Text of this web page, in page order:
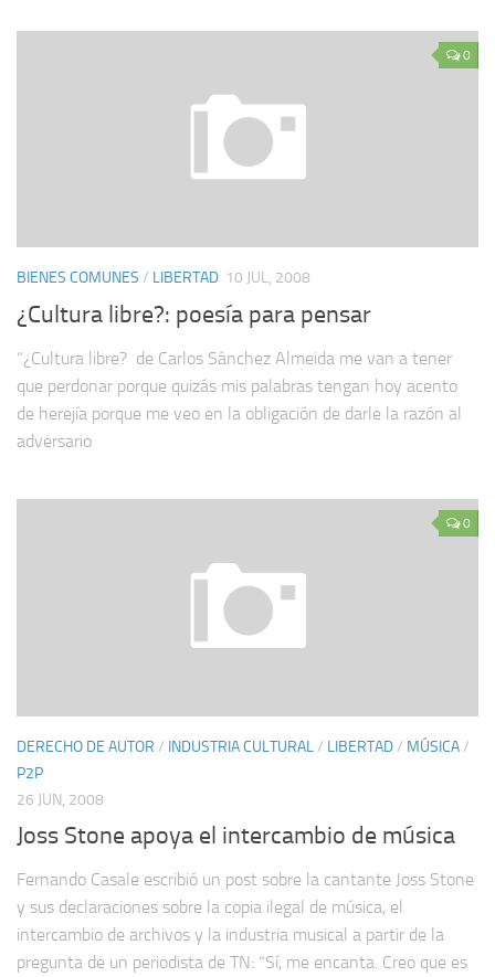
0
BIENES COMUNES / LIBERTAD 10 JUL, 2008
¿Cultura libre?: poesía para pensar
“¿Cultura libre? de Carlos Sánchez Almeida me van a tener
que perdonar porque quizás mis palabras tengan hoy acento
de herejía porque me veo en la obligación de darle la razón al
adversario
0
DERECHO DE AUTOR / INDUSTRIA CULTURAL/ LIBERTAD/ MÚSICA/
P2P
26 JUN, 2008
Joss Stone apoya el intercambio de música
Fernando Casale escribió un post sobre la cantante Joss Stone
y sus declaraciones sobre la copia ilegal de música, el
intercambio de archivos y la industria musical a partir de la
pregunta de un periodista de TN: “Sí, me encanta. Creo que es